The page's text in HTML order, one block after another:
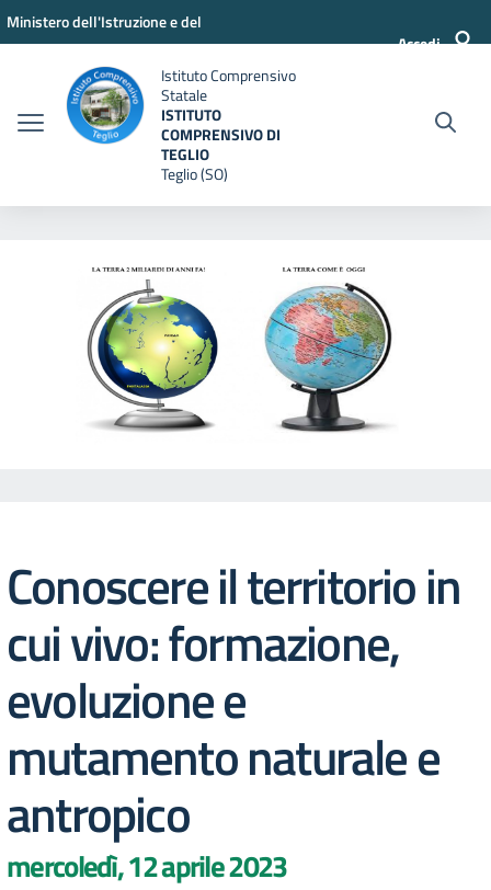
Vai ai contenuti
Vai al menu di navigazione
Vai al footer
Ministero dell'Istruzione e del
Accedi
Istituto Comprensivo
Statale
ISTITUTO
COMPRENSIVO DI
TEGLIO
Teglio (SO)
Conoscere il territorio in
cui vivo: formazione,
evoluzione e
mutamento naturale e
antropico
mercoledì, 12 aprile 2023